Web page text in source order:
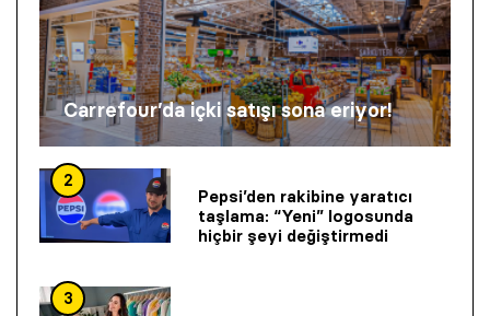
Carrefour’da içki satışı sona eriyor!
2
Pepsi’den rakibine yaratıcı
taşlama: “Yeni” logosunda
hiçbir şeyi değiştirmedi
3